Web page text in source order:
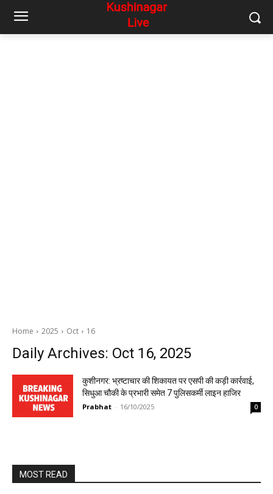
Home 2025 Oct 16
Daily Archives: Oct 16, 2025
कुशीनगर: भ्रष्टाचार की शिकायत पर एसपी की कड़ी कार्रवाई,
सिधुआ चौकी के प्रभारी समेत 7 पुलिसकर्मी लाइन हाजिर
Prabhat - 16/10/2025 0
MOST READ